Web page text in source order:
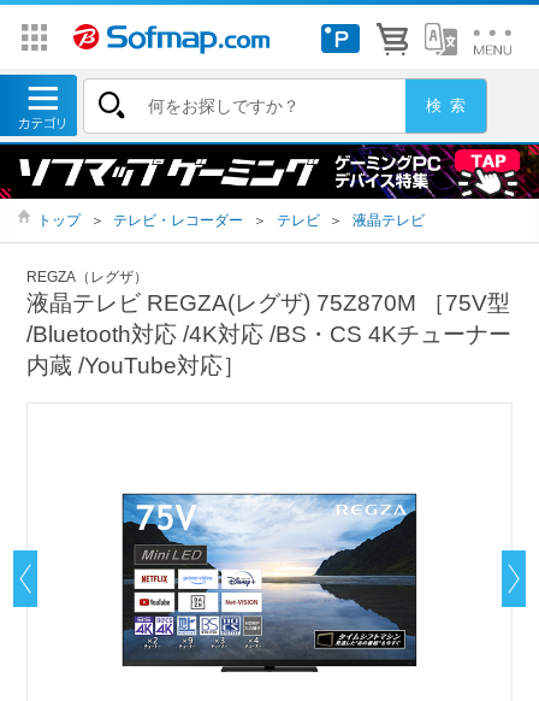
トップ ＞ テレビ・レコーダー ＞ テレビ ＞ 液晶テレビ
REGZA（レグザ）
液晶テレビ REGZA(レグザ) 75Z870M ［75V型
/Bluetooth対応 /4K対応 /BS・CS 4Kチューナー
内蔵 /YouTube対応］